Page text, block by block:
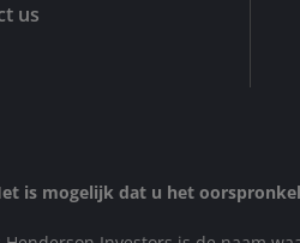
us
is mogelijk dat u het